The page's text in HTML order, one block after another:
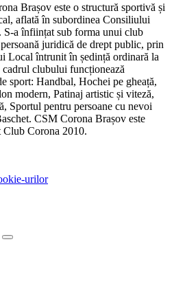
Brașov este o structură sportivă și
aflată în subordinea Consiliului
a înființat sub forma unui club
juridică de drept public, prin
Local întrunit în ședință ordinară la
clubului funcționează
sport: Handbal, Hochei pe gheață,
modern, Patinaj artistic și viteză,
Sportul pentru persoane cu nevoi
CSM Corona Brașov este
Corona 2010.
urilor